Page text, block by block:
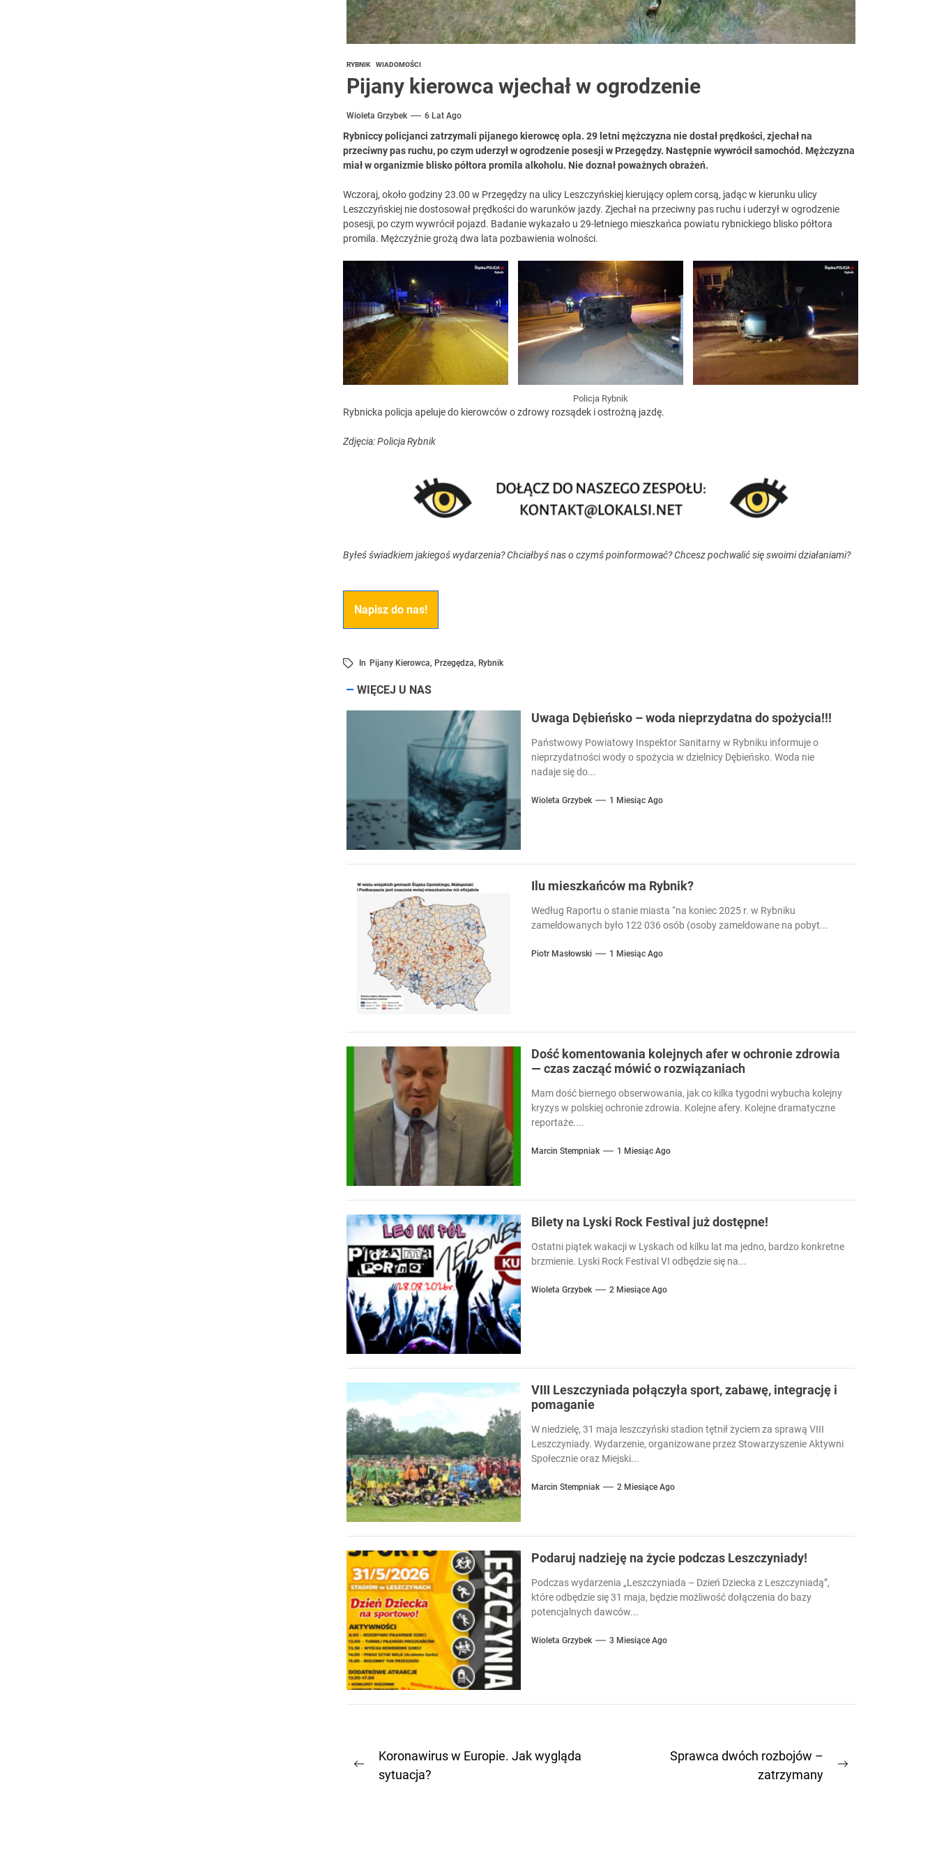
RYBNIK WIADOMOŚCI
Pijany kierowca wjechał w ogrodzenie
Wioleta Grzybek 6 Lat Ago
Rybniccy policjanci zatrzymali pijanego kierowcę opla. 29 letni mężczyzna nie dostał prędkości, zjechał na
przeciwny pas ruchu, po czym uderzył w ogrodzenie posesji w Przegędzy. Następnie wywrócił samochód. Mężczyzna
miał w organizmie blisko półtora promila alkoholu. Nie doznał poważnych obrażeń.
Wczoraj, około godziny 23.00 w Przegędzy na ulicy Leszczyńskiej kierujący oplem corsą, jadąc w kierunku ulicy
Leszczyńskiej nie dostosował prędkości do warunków jazdy. Zjechał na przeciwny pas ruchu i uderzył w ogrodzenie
posesji, po czym wywrócił pojazd. Badanie wykazało u 29-letniego mieszkańca powiatu rybnickiego blisko półtora
promila. Mężczyźnie grożą dwa lata pozbawienia wolności.
Policja Rybnik
Rybnicka policja apeluje do kierowców o zdrowy rozsądek i ostrożną jazdę.
Zdjęcia: Policja Rybnik
Byłeś świadkiem jakiegoś wydarzenia? Chciałbyś nas o czymś poinformować? Chcesz pochwalić się swoimi działaniami?
Napisz do nas!
In Pijany Kierowca, Przegędza, Rybnik
WIĘCEJ U NAS
Uwaga Dębieńsko – woda nieprzydatna do spożycia!!!
Państwowy Powiatowy Inspektor Sanitarny w Rybniku informuje o
nieprzydatności wody o spożycia w dzielnicy Dębieńsko. Woda nie
nadaje się do...
Wioleta Grzybek 1 Miesiąc Ago
Ilu mieszkańców ma Rybnik?
Według Raportu o stanie miasta “na koniec 2025 r. w Rybniku
zameldowanych było 122 036 osób (osoby zameldowane na pobyt...
Piotr Masłowski 1 Miesiąc Ago
Dość komentowania kolejnych afer w ochronie zdrowia
— czas zacząć mówić o rozwiązaniach
Mam dość biernego obserwowania, jak co kilka tygodni wybucha kolejny
kryzys w polskiej ochronie zdrowia. Kolejne afery. Kolejne dramatyczne
reportaże....
Marcin Stempniak 1 Miesiąc Ago
Bilety na Lyski Rock Festival już dostępne!
Ostatni piątek wakacji w Lyskach od kilku lat ma jedno, bardzo konkretne
brzmienie. Lyski Rock Festival VI odbędzie się na...
Wioleta Grzybek 2 Miesiące Ago
VIII Leszczyniada połączyła sport, zabawę, integrację i
pomaganie
W niedzielę, 31 maja leszczyński stadion tętnił życiem za sprawą VIII
Leszczyniady. Wydarzenie, organizowane przez Stowarzyszenie Aktywni
Społecznie oraz Miejski...
Marcin Stempniak 2 Miesiące Ago
Podaruj nadzieję na życie podczas Leszczyniady!
Podczas wydarzenia „Leszczyniada – Dzień Dziecka z Leszczyniadą”,
które odbędzie się 31 maja, będzie możliwość dołączenia do bazy
potencjalnych dawców...
Wioleta Grzybek 3 Miesiące Ago
Nawigacja
wpisu
Previous
Koronawirus w Europie. Jak wygląda
sytuacja?
Sprawca dwóch rozbojów –
zatrzymany